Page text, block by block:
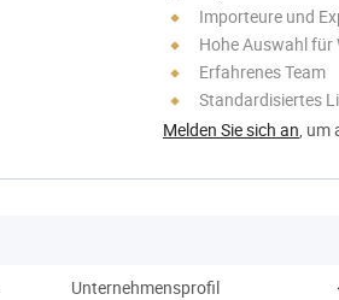
Importeure und
Hohe Auswahl
Erfahrenes Team
Standardisiertes
Melden Sie sich an, um
Unternehmensprofil